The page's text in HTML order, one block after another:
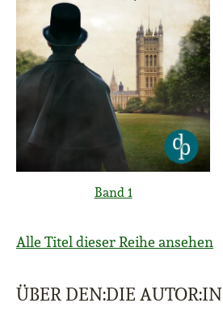
Band 1
Alle Titel dieser Reihe ansehen
ÜBER DEN:DIE AUTOR:IN